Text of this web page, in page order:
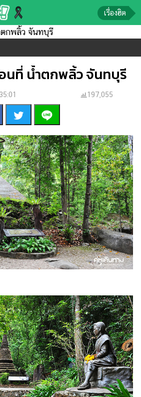
เรื่องฮิต
นที่ น้ำตกพลิ้ว จันทบุรี
197,055